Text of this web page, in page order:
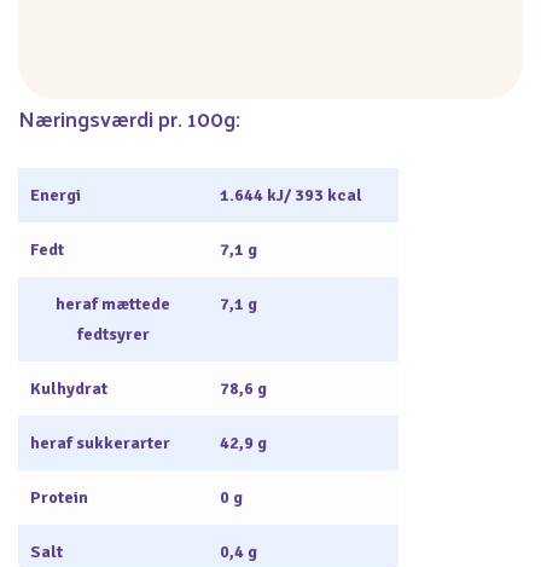
Næringsværdi pr. 100g:
Energi 1.644 kJ/ 393 kcal
Fedt 7,1 g
heraf mættede
fedtsyrer
7,1 g
Kulhydrat 78,6 g
heraf sukkerarter 42,9 g
Protein 0 g
Salt 0,4 g